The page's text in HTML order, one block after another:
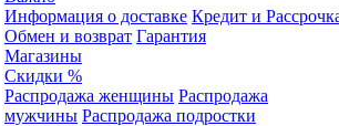
Информация о доставке Кредит и
Обмен и возврат Гарантия
Магазины
Скидки %
Распродажа женщины Распродажа
мужчины Распродажа подростки